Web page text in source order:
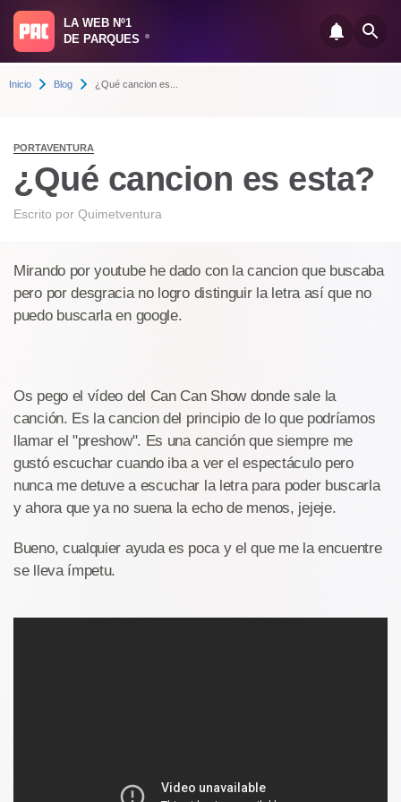
LA WEB Nº1
DE PARQUES
®
Inicio Blog ¿Qué cancion es...
PORTAVENTURA
¿Qué cancion es esta?
Escrito por Quimetventura
Mirando por youtube he dado con la cancion que buscaba
pero por desgracia no logro distinguir la letra así que no
puedo buscarla en google.
Os pego el vídeo del Can Can Show donde sale la
canción. Es la cancion del principio de lo que podríamos
llamar el "preshow". Es una canción que siempre me
gustó escuchar cuando iba a ver el espectáculo pero
nunca me detuve a escuchar la letra para poder buscarla
y ahora que ya no suena la echo de menos, jejeje.
Bueno, cualquier ayuda es poca y el que me la encuentre
se lleva ímpetu.